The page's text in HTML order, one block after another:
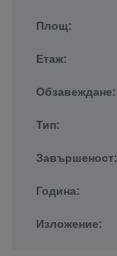
Площ:
Етаж:
Обзавеждане:
Тип:
Завършеност:
Година:
Изложение: